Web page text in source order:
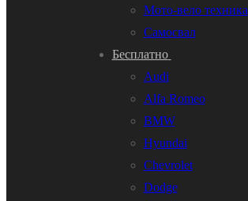
Мото-вело техника
Самосвал
Бесплатно
Audi
Alfa Romeo
BMW
Hyundai
Chevrolet
Dodge